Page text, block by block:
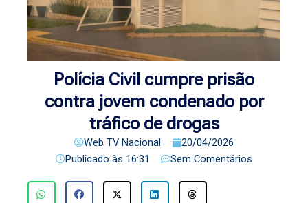
Polícia Civil cumpre prisão
contra jovem condenado por
tráfico de drogas
Web TV Nacional
20/04/2026
Publicado às 16:31 Sem Comentários